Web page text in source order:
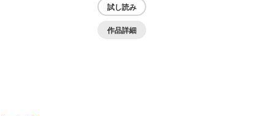
試し読み
作品詳細